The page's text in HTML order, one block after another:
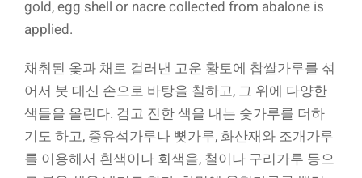
gold, egg shell or nacre collected from abalone is
applied.
채취된 옻과 채로 걸러낸 고운 황토에 찹쌀가루를 섞
어서 붓 대신 손으로 바탕을 칠하고, 그 위에 다양한
색들을 올린다. 검고 진한 색을 내는 숯가루를 더하
기도 하고, 종유석가루나 뼛가루, 화산재와 조개가루
를 이용해서 흰색이나 회색을, 철이나 구리가루 등으